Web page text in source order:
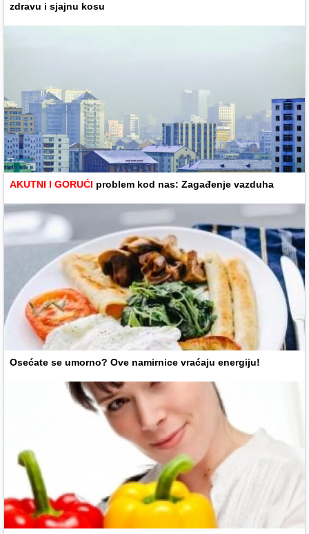
zdravu i sjajnu kosu
AKUTNI I GORUĆI problem kod nas: Zagađenje vazduha
Osećate se umorno? Ove namirnice vraćaju energiju!